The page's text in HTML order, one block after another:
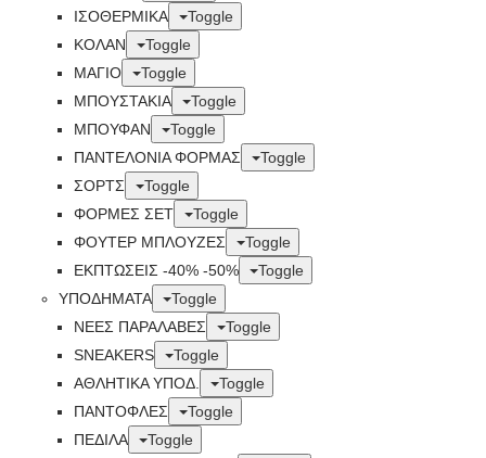
ΙΣΟΘΕΡΜΙΚΑ
Toggle
ΚΟΛΑΝ
Toggle
ΜΑΓΙΟ
Toggle
ΜΠΟΥΣΤΑΚΙΑ
Toggle
ΜΠΟΥΦΑΝ
Toggle
ΠΑΝΤΕΛΟΝΙΑ ΦΟΡΜΑΣ
Toggle
ΣΟΡΤΣ
Toggle
ΦΟΡΜΕΣ ΣΕΤ
Toggle
ΦΟΥΤΕΡ ΜΠΛΟΥΖΕΣ
Toggle
ΕΚΠΤΏΣΕΙΣ -40% -50%
Toggle
ΥΠΟΔΗΜΑΤΑ
Toggle
ΝΕΕΣ ΠΑΡΑΛΑΒΕΣ
Toggle
SNEAKERS
Toggle
ΑΘΛΗΤΙΚΑ ΥΠΟΔ.
Toggle
ΠΑΝΤΟΦΛΕΣ
Toggle
ΠΕΔΙΛΑ
Toggle